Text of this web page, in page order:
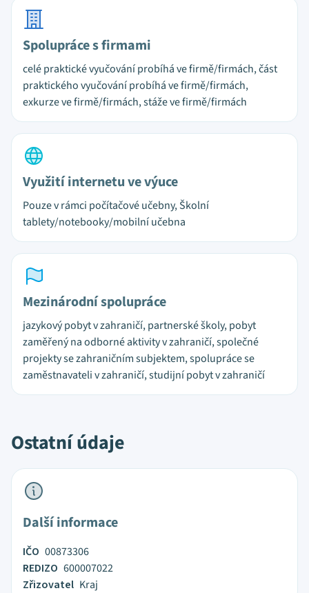
Spolupráce s firmami
celé praktické vyučování probíhá ve firmě/firmách, část
praktického vyučování probíhá ve firmě/firmách,
exkurze ve firmě/firmách, stáže ve firmě/firmách
Využití internetu ve výuce
Pouze v rámci počítačové učebny, Školní
tablety/notebooky/mobilní učebna
Mezinárodní spolupráce
jazykový pobyt v zahraničí, partnerské školy, pobyt
zaměřený na odborné aktivity v zahraničí, společné
projekty se zahraničním subjektem, spolupráce se
zaměstnavateli v zahraničí, studijní pobyt v zahraničí
Ostatní údaje
Další informace
IČO 00873306
REDIZO 600007022
Zřizovatel Kraj